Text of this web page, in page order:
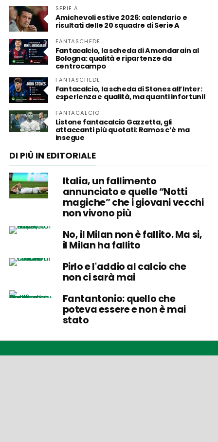
SERIE A
Amichevoli estive 2026: calendario e
risultati delle 20 squadre di Serie A
FANTASCHEDE
Fantacalcio, la scheda di Amondarain al
Bologna: qualità e ripartenze da
centrocampo
FANTASCHEDE
Fantacalcio, la scheda di Stones all’Inter:
esperienza e qualità, ma quanti infortuni!
FANTACALCIO
Listone fantacalcio Gazzetta, gli
attaccanti più quotati: Ramos c’è ma
insegue
DI PIÙ IN EDITORIALE
Italia, un fallimento
annunciato e quelle “Notti
magiche” che i giovani vecchi
non vivono più
No, il Milan non è fallito. Ma si,
il Milan ha fallito
Pirlo e l'addio al calcio che
non ci sarà mai
Fantantonio: quello che
poteva essere e non è mai
stato